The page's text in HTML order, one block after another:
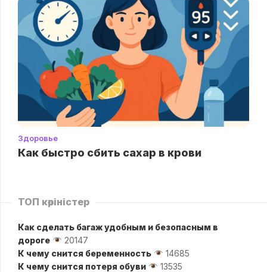
Здоровье
Как быстро сбить сахар в крови
ТОП көріністер
Как сделать багаж удобным и безопасным в
дороге
20147
К чему снится беременность
14685
К чему снится потеря обуви
13535